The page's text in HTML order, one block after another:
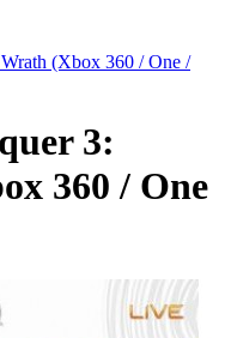
(Xbox 360 / One /
3:
360 / One